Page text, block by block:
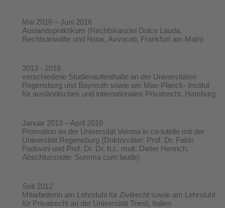
Mai 2016 – Juni 2016
Auslandspraktikum (Rechtskanzlei Dolce Lauda,
Rechtsanwälte und Notar, Avvocati, Frankfurt am Main)
2013 - 2016
verschiedene Studienaufenthalte an der Universitäten
Regensburg und Bayreuth sowie am Max-Planck- Institut
für ausländisches und internationales Privatrecht, Hamburg
Januar 2013 – April 2016
Promotion an der Universität Verona in co-tutelle mit der
Universität Regensburg (Doktorväter: Prof. Dr. Fabio
Padovini und Prof. Dr. Dr. h.c. mult. Dieter Henrich;
Abschlussnote: Summa cum laude)
Seit 2012
Mitarbeiterin am Lehrstuhl für Zivilrecht sowie am Lehrstuhl
für Privatrecht an der Universität Triest, Italien